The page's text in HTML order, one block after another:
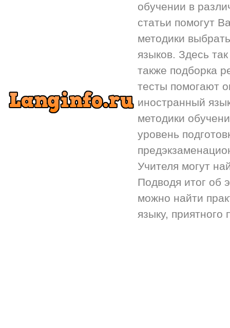
обучении в
статьи помогут
методики
языков. Здесь
также подборка
тесты помогают
иностранный
методики
уровень
Учителя могут
Подводя итог об
можно найти
языку,